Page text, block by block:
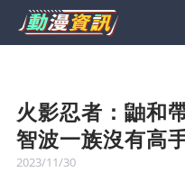
火影忍者：鼬和
智波一族沒有高
2023/11/30